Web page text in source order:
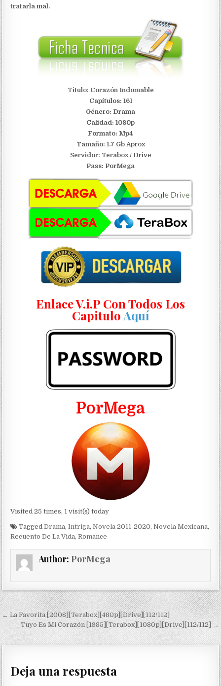
tratarla mal.
Titulo: Corazón Indomable
Capítulos: 161
Género: Drama
Calidad: 1080p
Formato: Mp4
Tamaño: 1.7 Gb Aprox
Servidor: Terabox / Drive
Pass: PorMega
Enlace V.i.P Con Todos Los
CapituloAquí
PorMega
Visited 25 times, 1 visit(s) today
TaggedDrama,Intriga,Novela 2011-2020,Novela Mexicana,
Recuento De La Vida,Romance
Author: PorMega
Navegación de entradas
← La Favorita [2008][Terabox][480p][Drive][112/112]
Tuyo Es Mi Corazón [1985][Terabox][1080p][Drive][112/112] →
Deja una respuesta